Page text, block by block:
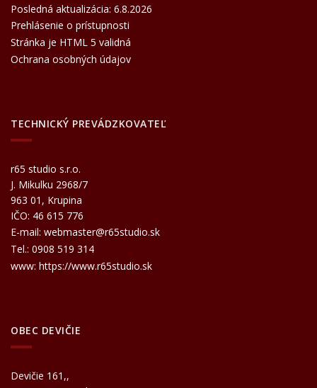
Posledná aktualizácia: 6.8.2026
Prehlásenie o prístupnosti
Stránka je HTML 5 validná
Ochrana osobných údajov
TECHNICKÝ PREVÁDZKOVATEĽ
r65 studio s.r.o.
J. Mikulku 2968/7
963 01, Krupina
IČO: 46 615 776
E-mail: webmaster@r65studio.sk
Tel.: 0908 519 314
www: https://www.r65studio.sk
OBEC DEVIČIE
Devičie 161,,